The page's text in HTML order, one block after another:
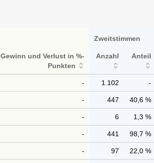
Zweitstimmen
Gewinn und Verlust in %-
Punkten
Anzahl Anteil
- 1.102 -
- 447 40,6 %
- 6 1,3 %
- 441 98,7 %
- 97 22,0 %